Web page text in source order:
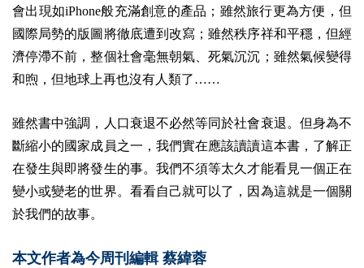
會出現如iPhone般充滿創意的產品；雖然旅行更為方便，但
國際局勢的版圖將徹底遭到改寫；雖然秩序祥和平穩，但經
濟停滯不前，整個社會毫無朝氣、死氣沉沉；雖然氣候變得
和煦，但地球上再也沒有人類了……
雖然書中強調，人口衰退不必然等同於社會衰退。但身為不
斷縮小的國家成員之一，我們實在應該讀讀這本書，了解正
在發生與即將發生的事。我們不須等太久才能看見一個正在
變小或變老的世界。看看自己就可以了，因為這就是一個關
於我們的故事。
本文作者為今周刊編輯 蔡緯蓉